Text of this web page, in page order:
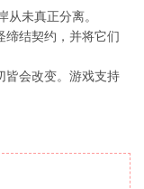
未真正分离。
缔结契约，并将它们
会改变。游戏支持